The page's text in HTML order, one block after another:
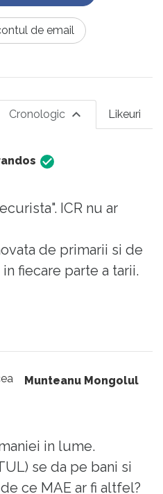
de email
Likeuri
Cronologic
ICR nu ar
de primarii si de
fiecare parte a tarii.
ca SRI si fosta
sa ajunga prin
raporta la securitate
sa puna virgulele in
lui "Stefan
in general, dupa
de mancare la
Munteanu Mongolul
in lume.
se da pe bani si
ce MAE ar fi altfel?